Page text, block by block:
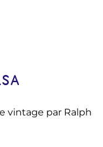
vintage par Ralph